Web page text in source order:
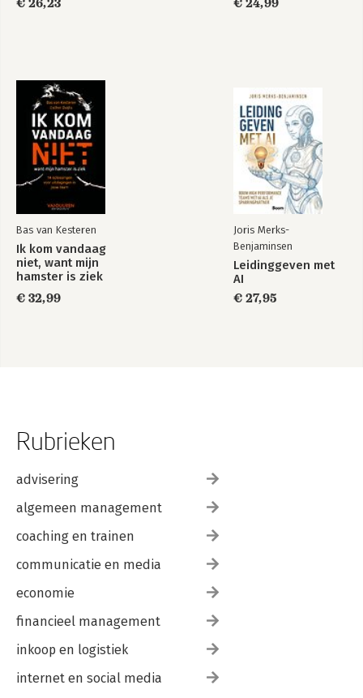
€ 26,23 € 24,99
Bas van Kesteren
Ik kom vandaag
niet, want mijn
hamster is ziek
€ 32,99
Joris Merks-
Benjaminsen
Leidinggeven met
AI
€ 27,95
Rubrieken
advisering
algemeen management
coaching en trainen
communicatie en media
economie
financieel management
inkoop en logistiek
internet en social media